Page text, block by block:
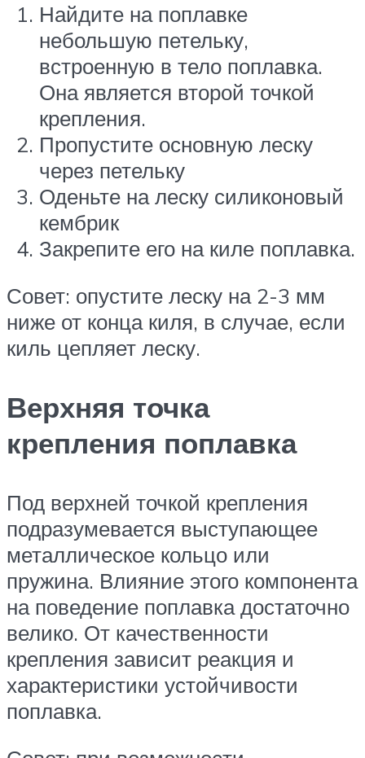
Найдите на поплавке
небольшую петельку,
встроенную в тело поплавка.
Она является второй точкой
крепления.
Пропустите основную леску
через петельку
Оденьте на леску силиконовый
кембрик
Закрепите его на киле поплавка.
Совет: опустите леску на 2-3 мм
ниже от конца киля, в случае, если
киль цепляет леску.
Верхняя точка
крепления поплавка
Под верхней точкой крепления
подразумевается выступающее
металлическое кольцо или
пружина. Влияние этого компонента
на поведение поплавка достаточно
велико. От качественности
крепления зависит реакция и
характеристики устойчивости
поплавка.